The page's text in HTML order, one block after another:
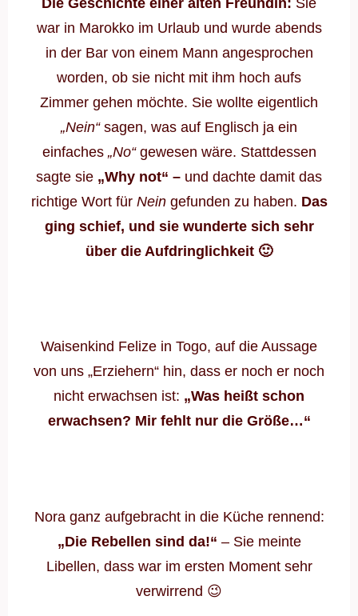
war in Marokko im Urlaub und wurde abends
in der Bar von einem Mann angesprochen
worden, ob sie nicht mit ihm hoch aufs
Zimmer gehen möchte. Sie wollte eigentlich
„Nein“ sagen, was auf Englisch ja ein
einfaches „No“gewesen wäre. Stattdessen
sagte sie „Why not“ – und dachte damit das
richtige Wort für Neingefunden zu haben. Das
ging schief, und sie wunderte sich sehr
über die Aufdringlichkeit 🙂
Waisenkind Felize in Togo, auf die Aussage
von uns „Erziehern“ hin, dass er noch er noch
nicht erwachsen ist: „Was heißt schon
erwachsen? Mir fehlt nur die Größe…“
Nora ganz aufgebracht in die Küche rennend:
„Die Rebellen sind da!“ – Sie meinte
Libellen, dass war im ersten Moment sehr
verwirrend 😉